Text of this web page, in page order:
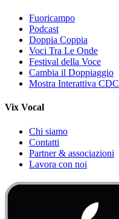
Fuoricampo
Podcast
Doppia Coppia
Voci Tra Le Onde
Festival della Voce
Cambia il Doppiaggio
Mostra Interattiva CDC
Vix Vocal
Chi siamo
Contatti
Partner & associazioni
Lavora con noi